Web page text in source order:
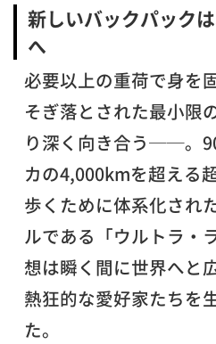
新しいバックパック
へ
必要以上の重荷で身を
そぎ落とされた最小限
り深く向き合う──。
カの4,000kmを超える
歩くために体系化され
ルである「ウルトラ・
想は瞬く間に世界へと
熱狂的な愛好家たちを
た。